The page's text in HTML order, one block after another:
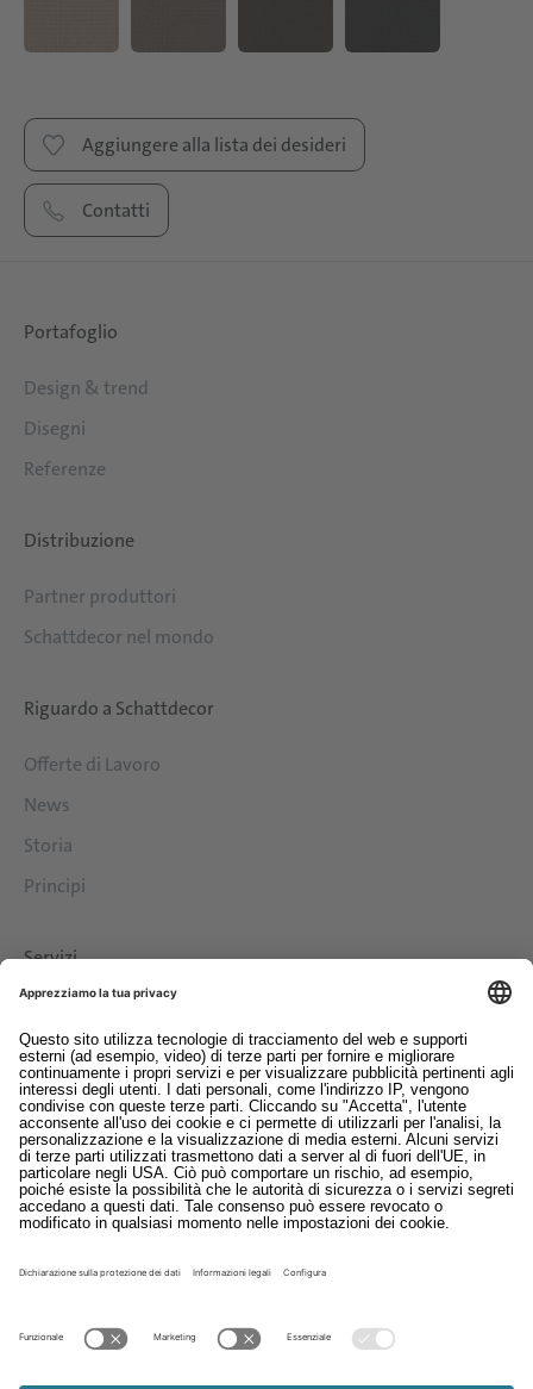
Aggiungere alla lista dei desideri
Contatti
Portafoglio
Design & trend
Disegni
Referenze
Distribuzione
Partner produttori
Schattdecor nel mondo
Riguardo a Schattdecor
Offerte di Lavoro
News
Storia
Principi
Servizi
Contatto
EDI
Colofon